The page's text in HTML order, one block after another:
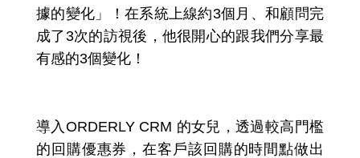
據的變化」！在系統上線約3個月、和顧問完
成了3次的訪視後，他很開心的跟我們分享最
有感的3個變化！
導入ORDERLY CRM 的女兒，透過較高門檻
的回購優惠券，在客戶該回購的時間點做出